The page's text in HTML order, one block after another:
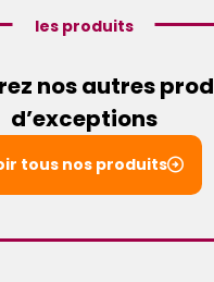
les produits
nos autres
d’exceptions
tous nos produits